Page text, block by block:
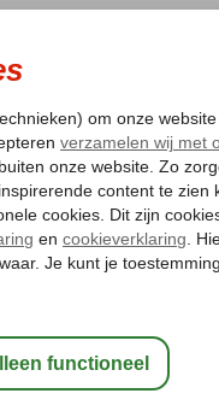
2026 ZONVAKANTIE
Gratis
Turkije